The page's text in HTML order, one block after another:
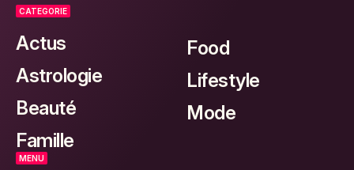
CATEGORIE
Actus
Astrologie
Beauté
Famille
Food
Lifestyle
Mode
MENU